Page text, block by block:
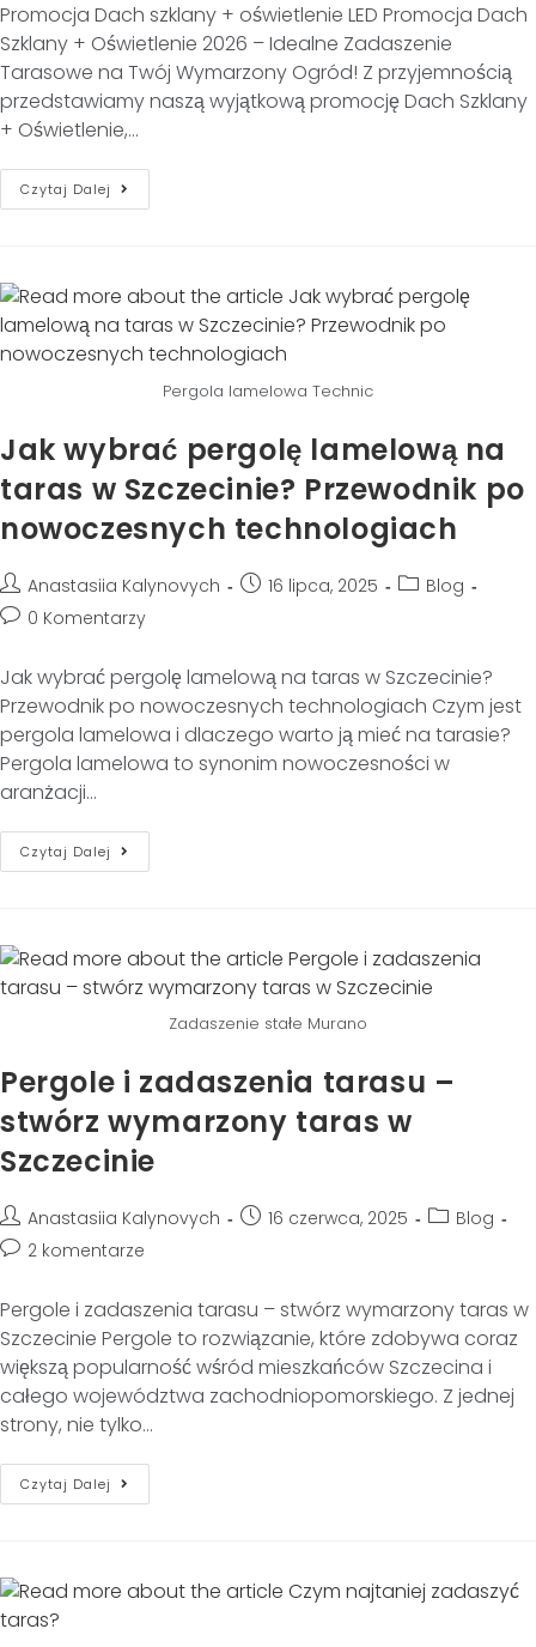
Promocja Dach szklany + oświetlenie LED Promocja Dach
Szklany + Oświetlenie 2026 – Idealne Zadaszenie
Tarasowe na Twój Wymarzony Ogród! Z przyjemnością
przedstawiamy naszą wyjątkową promocję Dach Szklany
+ Oświetlenie,…
Czytaj Dalej
Pergola lamelowa Technic
Jak wybrać pergolę lamelową na
taras w Szczecinie? Przewodnik po
nowoczesnych technologiach
Anastasiia Kalynovych 16 lipca, 2025
Blog
0 Komentarzy
Jak wybrać pergolę lamelową na taras w Szczecinie?
Przewodnik po nowoczesnych technologiach Czym jest
pergola lamelowa i dlaczego warto ją mieć na tarasie?
Pergola lamelowa to synonim nowoczesności w
aranżacji…
Czytaj Dalej
Zadaszenie stałe Murano
Pergole i zadaszenia tarasu –
stwórz wymarzony taras w
Szczecinie
Anastasiia Kalynovych 16 czerwca, 2025
Blog
2 komentarze
Pergole i zadaszenia tarasu – stwórz wymarzony taras w
Szczecinie Pergole to rozwiązanie, które zdobywa coraz
większą popularność wśród mieszkańców Szczecina i
całego województwa zachodniopomorskiego. Z jednej
strony, nie tylko…
Czytaj Dalej